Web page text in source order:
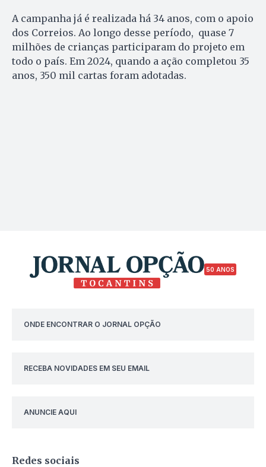
A campanha já é realizada há 34 anos, com o apoio
dos Correios. Ao longo desse período, quase 7
milhões de crianças participaram do projeto em
todo o país. Em 2024, quando a ação completou 35
anos, 350 mil cartas foram adotadas.
50 ANOS
ONDE ENCONTRAR O JORNAL OPÇÃO
RECEBA NOVIDADES EM SEU EMAIL
ANUNCIE AQUI
Redes sociais